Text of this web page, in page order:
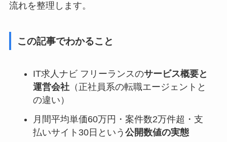
流れを整理します。
この記事でわかること
IT求人ナビ フリーランスのサービス概要と
運営会社（正社員系の転職エージェントと
の違い）
月間平均単価60万円・案件数2万件超・支
払いサイト30日という 公開数値の実態